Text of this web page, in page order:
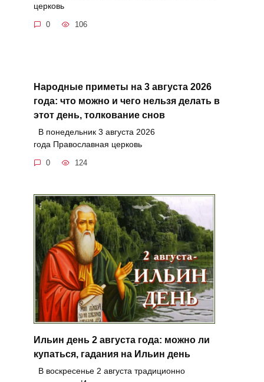
церковь
0 106
Народные приметы на 3 августа 2026
года: что можно и чего нельзя делать в
этот день, толкование снов
В понедельник 3 августа 2026
года Православная церковь
0 124
Ильин день 2 августа года: можно ли
купаться, гадания на Ильин день
В воскресенье 2 августа традиционно